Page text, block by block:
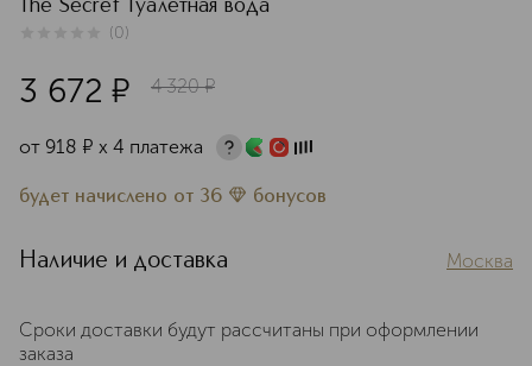
The Secret Туалетная вода
(0)
3 672 ¤ 4 320 ¤
от 918 ¤ х 4 платежа
будет начислено от 36 бонусов
Наличие и доставка Москва
Сроки доставки будут рассчитаны при оформлении
заказа